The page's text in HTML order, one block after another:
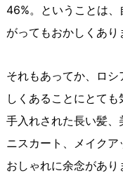
46%。ということは
がってもおかしくあり
それもあってか、ロ
しくあることにとても
手入れされた長い髪、
ニスカート、メイク
おしゃれに余念があり